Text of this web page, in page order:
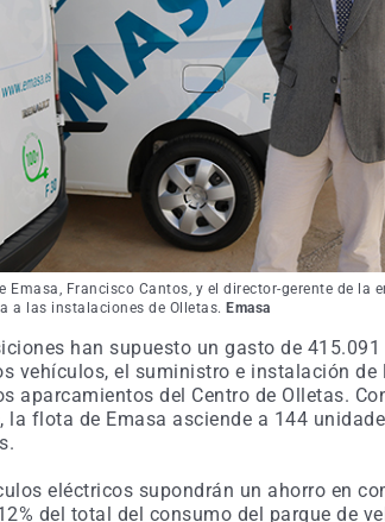
Emasa, Francisco Cantos, y el director-gerente de la
a las instalaciones de Olletas. Emasa
han supuesto un gasto de 415.091
vehículos, el suministro e instalación de
aparcamientos del Centro de Olletas.
la flota de Emasa asciende a 144
eléctricos supondrán un ahorro en
del total del consumo del parque de